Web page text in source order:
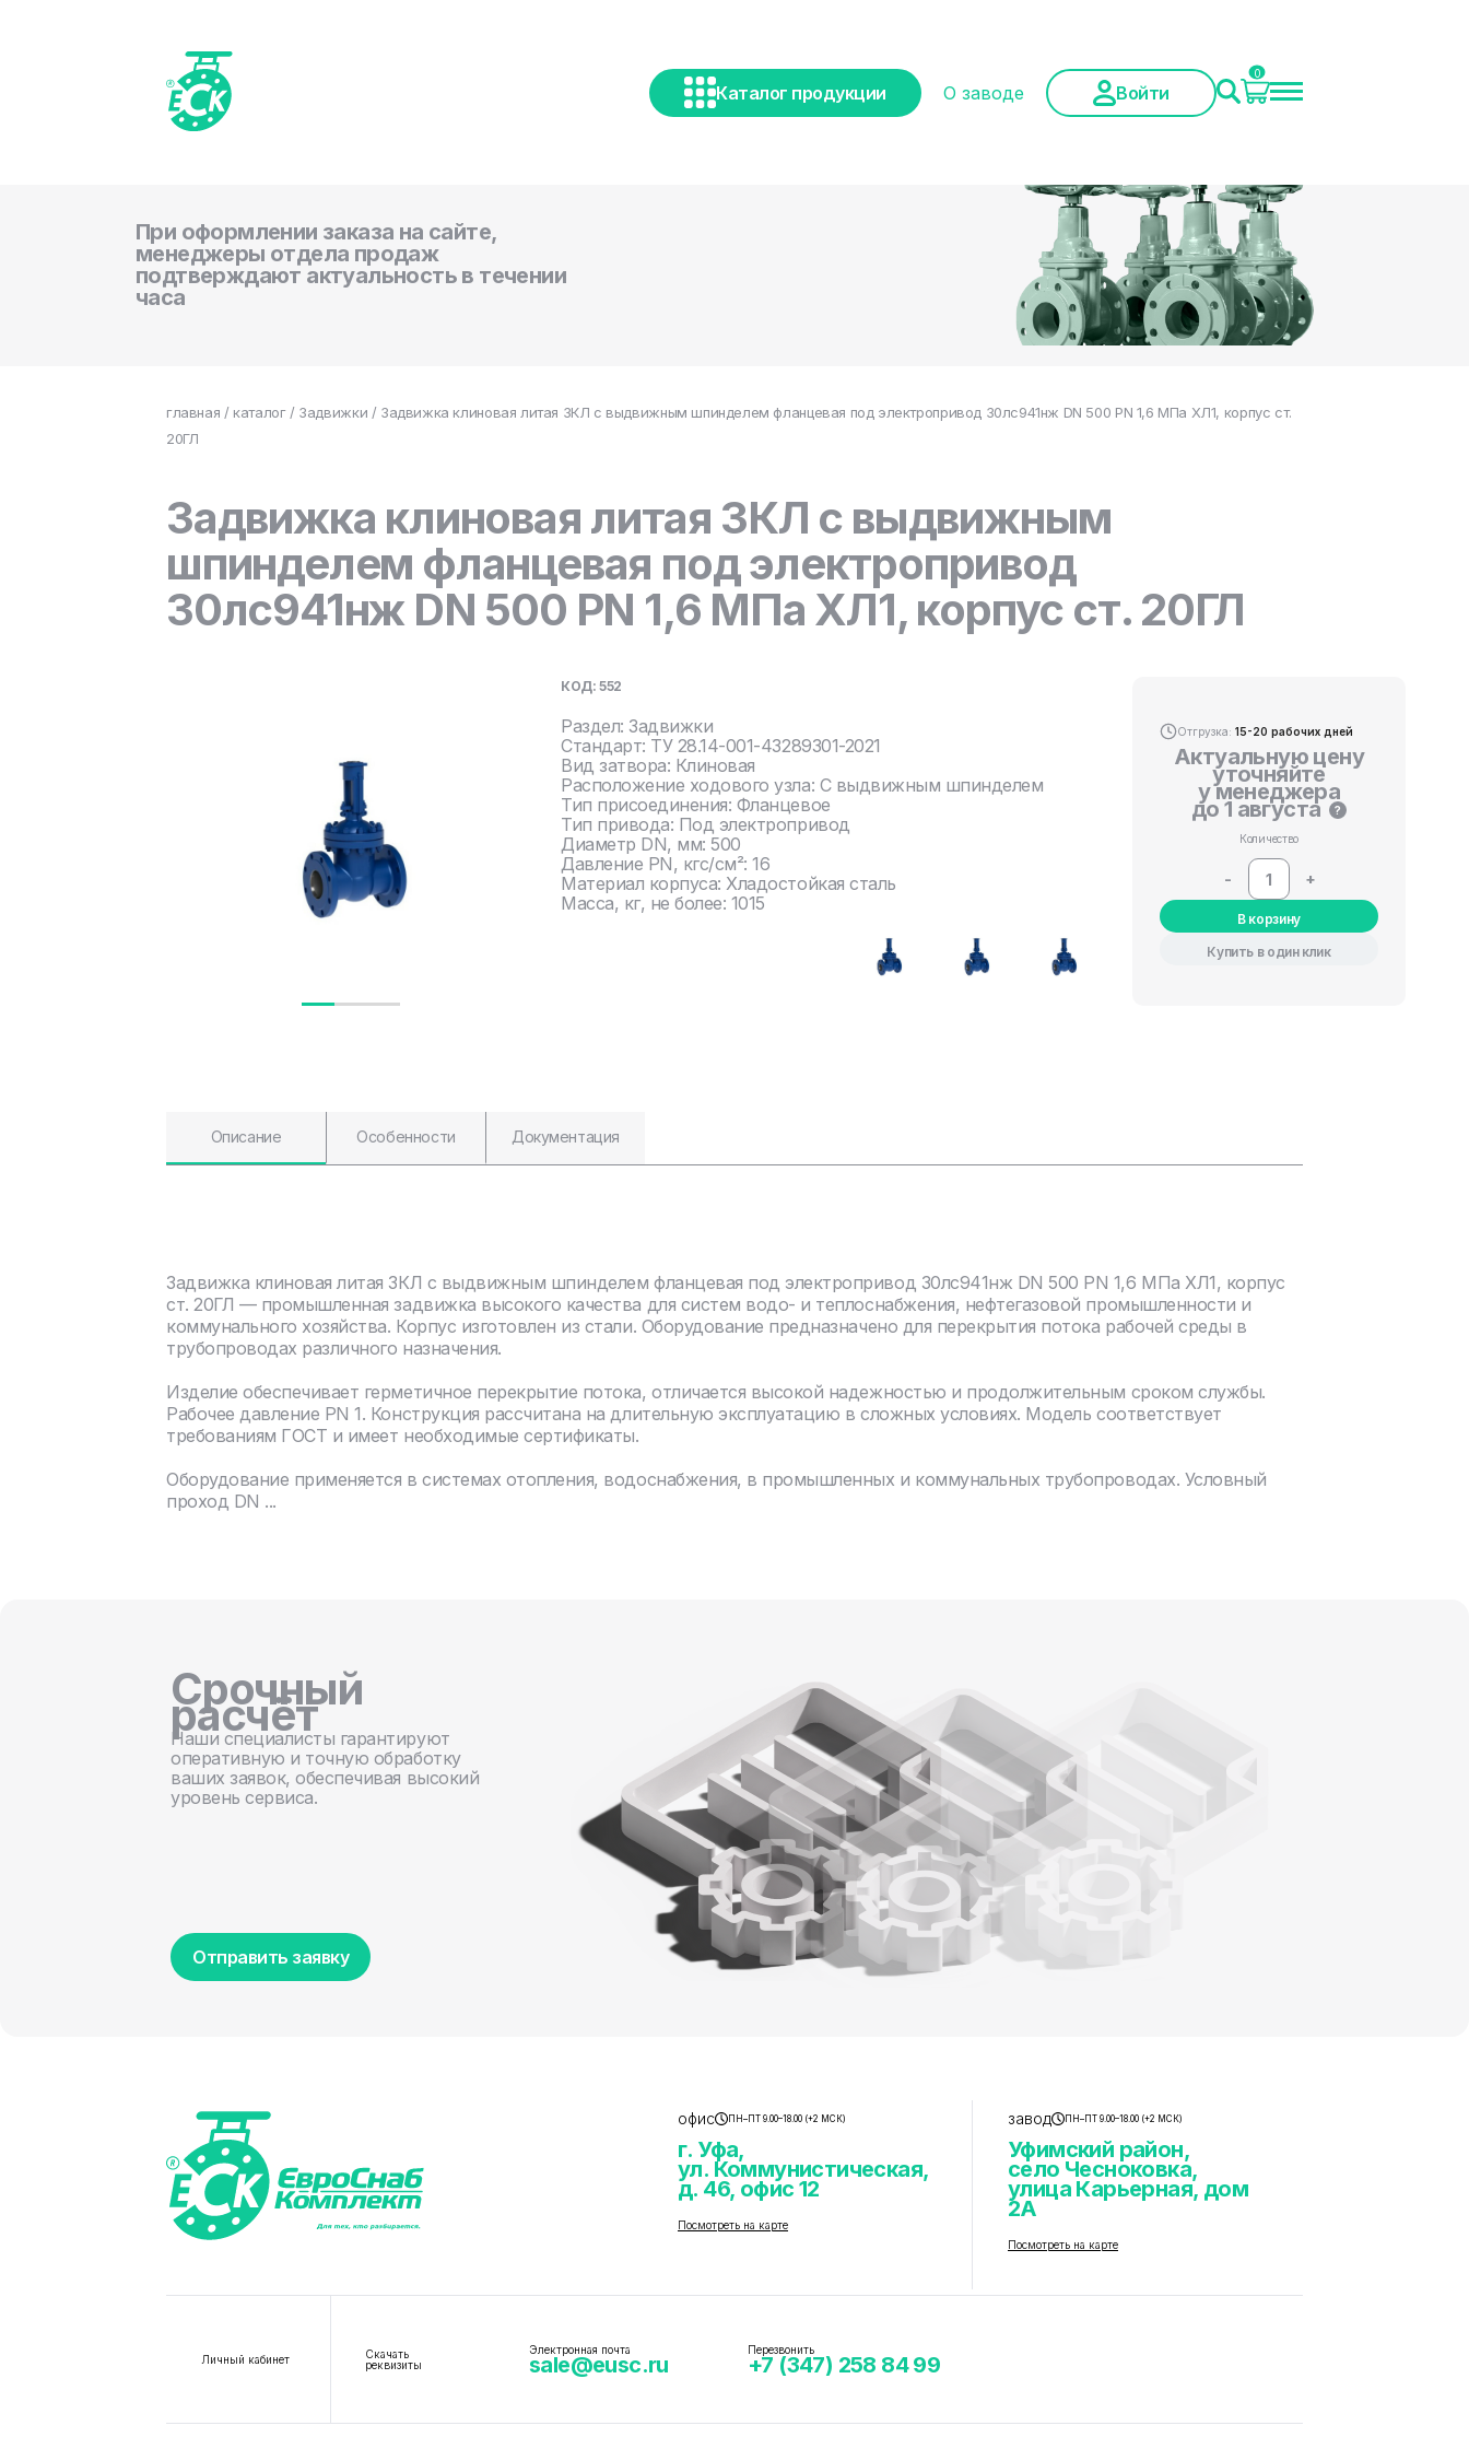
Каталог продукции О заводе Войти
0
При оформлении заказа на сайте,
менеджеры отдела продаж
подтверждают актуальность в течении
часа
главная / каталог/ Задвижки / Задвижка клиновая литая ЗКЛ с выдвижным шпинделем фланцевая под электропривод 30лс941нж DN 500 PN 1,6 МПа ХЛ1, корпус ст.
20ГЛ
Задвижка клиновая литая ЗКЛ с выдвижным
шпинделем фланцевая под электропривод
30лс941нж DN 500 PN 1,6 МПа ХЛ1, корпус ст. 20ГЛ
КОД: 552
Раздел: Задвижки
Стандарт: ТУ 28.14-001-43289301-2021
Вид затвора: Клиновая
Расположение ходового узла: С выдвижным шпинделем
Тип присоединения: Фланцевое
Тип привода: Под электропривод
Диаметр DN, мм: 500
Давление PN, кгс/см²: 16
Материал корпуса: Хладостойкая сталь
Масса, кг, не более: 1015
Отгрузка: 15-20 рабочих дней
Актуальную цену
уточняйте
у менеджера
до 1 августа ?
Количество
- +
В корзину
Купить в один клик
Описание Особенности Документация
Задвижка клиновая литая ЗКЛ с выдвижным шпинделем фланцевая под электропривод 30лс941нж DN 500 PN 1,6 МПа ХЛ1, корпус
ст. 20ГЛ — промышленная задвижка высокого качества для систем водо- и теплоснабжения, нефтегазовой промышленности и
коммунального хозяйства. Корпус изготовлен из стали. Оборудование предназначено для перекрытия потока рабочей среды в
трубопроводах различного назначения.
Изделие обеспечивает герметичное перекрытие потока, отличается высокой надежностью и продолжительным сроком службы.
Рабочее давление PN 1. Конструкция рассчитана на длительную эксплуатацию в сложных условиях. Модель соответствует
требованиям ГОСТ и имеет необходимые сертификаты.
Оборудование применяется в системах отопления, водоснабжения, в промышленных и коммунальных трубопроводах. Условный
проход DN ...
Срочный
расчёт
Наши специалисты гарантируют
оперативную и точную обработку
ваших заявок, обеспечивая высокий
уровень сервиса.
Отправить заявку
офис ПН–ПТ 9.00–18.00 (+2 МСК)
г. Уфа,
ул. Коммунистическая,
д. 46, офис 12
Посмотреть на карте
завод ПН–ПТ 9.00–18.00 (+2 МСК)
Уфимский район,
село Чесноковка,
улица Карьерная, дом
2А
Посмотреть на карте
Личный кабинет
Скачать
реквизиты
Электронная почта
sale@eusc.ru
Перезвонить
+7 (347) 258 84 99